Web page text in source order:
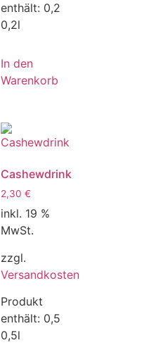
enthält: 0,2
0,2l
In den
Warenkorb
Cashewdrink
2,30 €
inkl. 19 %
MwSt.
zzgl.
Versandkosten
Produkt
enthält: 0,5
0,5l